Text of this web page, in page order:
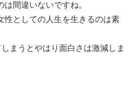
間違いないですね。
性としての人生を生きるのは素
まうとやはり面白さは激減しま